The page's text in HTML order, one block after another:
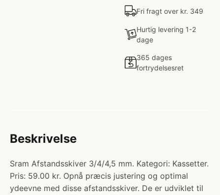
Fri fragt over kr. 349
Hurtig levering 1-2
dage
365 dages
fortrydelsesret
Beskrivelse
Sram Afstandsskiver 3/4/4,5 mm. Kategori: Kassetter.
Pris: 59.00 kr. Opnå præcis justering og optimal
ydeevne med disse afstandsskiver. De er udviklet til